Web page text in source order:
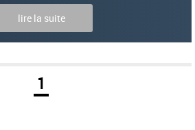
lire la suite
1